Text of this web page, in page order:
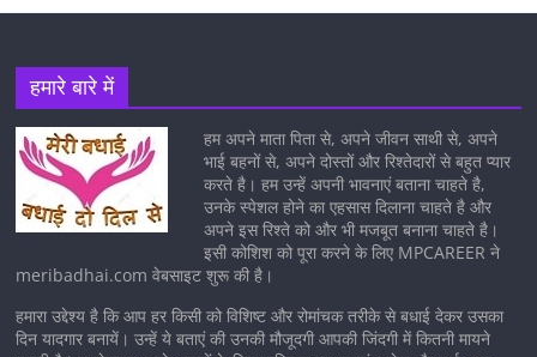
हमारे बारे में
हम अपने माता पिता से, अपने जीवन साथी से, अपने
भाई बहनों से, अपने दोस्तों और रिश्तेदारों से बहुत प्यार
करते है। हम उन्हें अपनी भावनाएं बताना चाहते है,
उनके स्पेशल होने का एहसास दिलाना चाहते है और
अपने इस रिश्ते को और भी मजबूत बनाना चाहते है।
इसी कोशिश को पूरा करने के लिए MPCAREER ने
meribadhai.com वेबसाइट शुरू की है।
हमारा उद्देश्य है कि आप हर किसी को विशिष्ट और रोमांचक तरीके से बधाई देकर उसका
दिन यादगार बनायें। उन्हें ये बताएं की उनकी मौजूदगी आपकी जिंदगी में कितनी मायने